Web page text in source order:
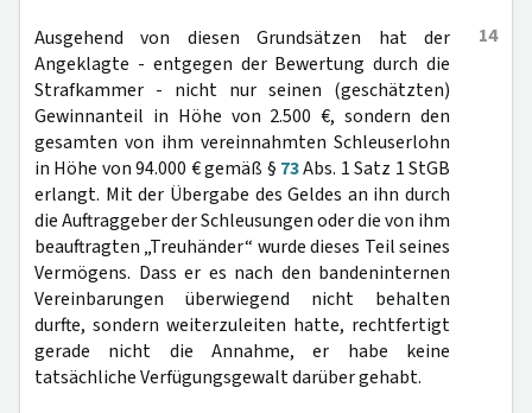
14
Ausgehend von diesen Grundsätzen hat der
Angeklagte - entgegen der Bewertung durch die
Strafkammer - nicht nur seinen (geschätzten)
Gewinnanteil in Höhe von 2.500 €, sondern den
gesamten von ihm vereinnahmten Schleuserlohn
in Höhe von 94.000 € gemäß § 73Abs. 1 Satz 1 StGB
erlangt. Mit der Übergabe des Geldes an ihn durch
die Auftraggeber der Schleusungen oder die von ihm
beauftragten „Treuhänder“ wurde dieses Teil seines
Vermögens. Dass er es nach den bandeninternen
Vereinbarungen überwiegend nicht behalten
durfte, sondern weiterzuleiten hatte, rechtfertigt
gerade nicht die Annahme, er habe keine
tatsächliche Verfügungsgewalt darüber gehabt.